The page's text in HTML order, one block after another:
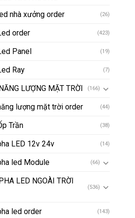
nhà xưởng order (26)
order (423)
Panel (19)
Ray (7)
LƯỢNG MẶT TRỜI (166)
lượng mặt trời order (44)
Trần (38)
LED 12v 24v (14)
led Module (66)
LED NGOÀI TRỜI
(536)
led order (143)